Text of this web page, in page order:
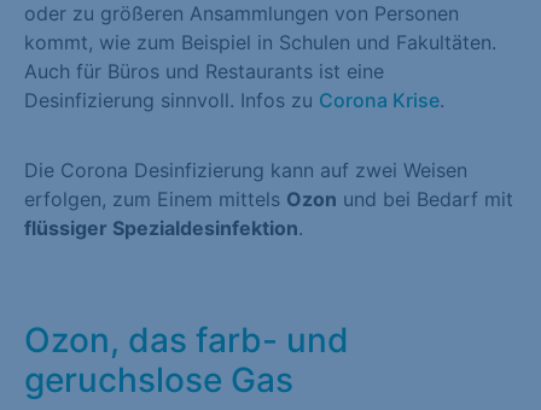
oder zu größeren Ansammlungen von Personen
kommt, wie zum Beispiel in Schulen und Fakultäten.
Auch für Büros und Restaurants ist eine
Desinfizierung sinnvoll. Infos zu Corona Krise.
Die Corona Desinfizierung kann auf zwei Weisen
erfolgen, zum Einem mittels Ozon und bei Bedarf mit
flüssiger Spezialdesinfektion.
Ozon, das farb- und
geruchslose Gas